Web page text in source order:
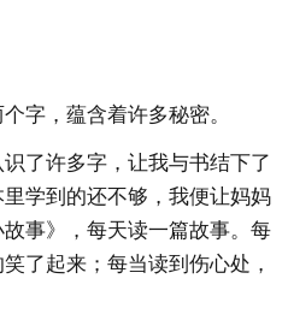
字，蕴含着许多秘密。
了许多字，让我与书结下了
学到的还不够，我便让妈妈
事》，每天读一篇故事。每
了起来；每当读到伤心处，